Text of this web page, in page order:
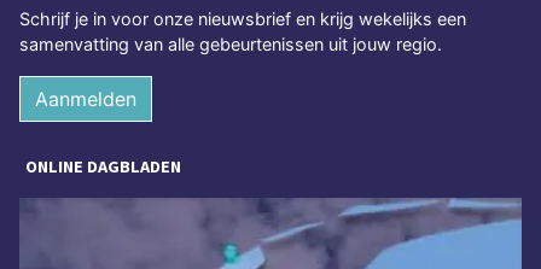
Schrijf je in voor onze nieuwsbrief en krijg wekelijks een
samenvatting van alle gebeurtenissen uit jouw regio.
Aanmelden
ONLINE DAGBLADEN